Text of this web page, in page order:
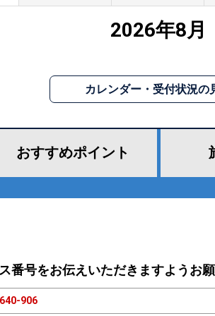
2026年8月
カレンダー・受付状況の
おすすめポイント
番号をお伝えいただきますようお願
906